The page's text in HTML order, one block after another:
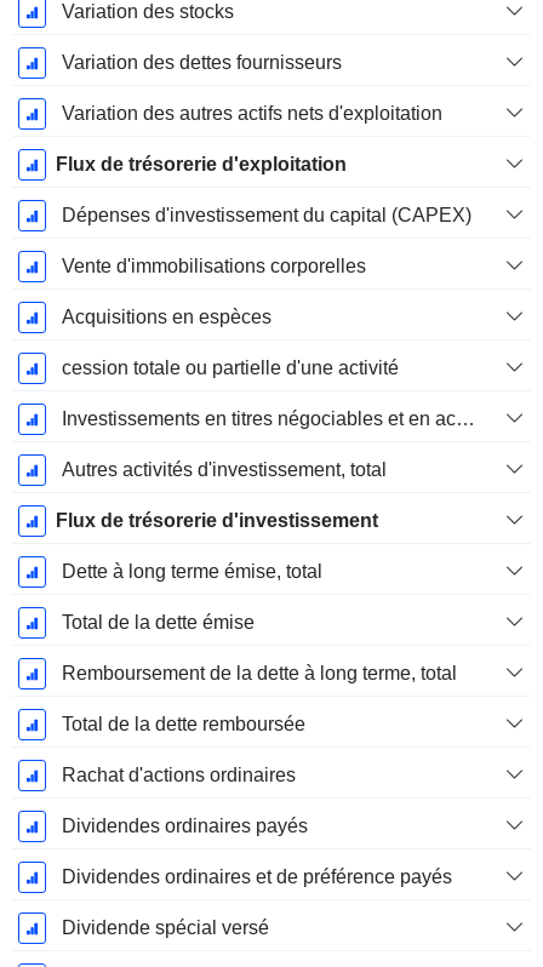
Variation des stocks
Variation des dettes fournisseurs
Variation des autres actifs nets d'exploitation
Flux de trésorerie d'exploitation
Dépenses d'investissement du capital (CAPEX)
Vente d'immobilisations corporelles
Acquisitions en espèces
cession totale ou partielle d'une activité
Investissements en titres négociables et en actions, total
Autres activités d'investissement, total
Flux de trésorerie d'investissement
Dette à long terme émise, total
Total de la dette émise
Remboursement de la dette à long terme, total
Total de la dette remboursée
Rachat d'actions ordinaires
Dividendes ordinaires payés
Dividendes ordinaires et de préférence payés
Dividende spécial versé